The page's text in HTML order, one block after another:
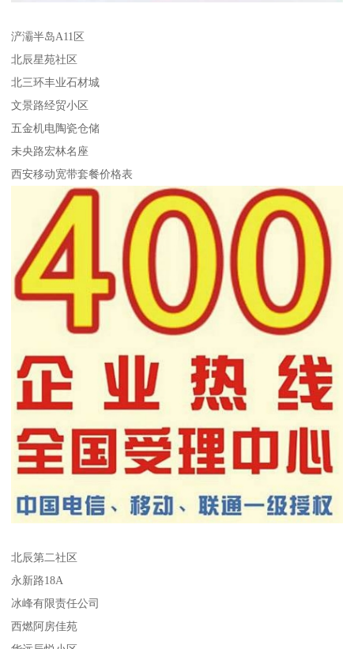
浐灞半岛A11区
北辰星苑社区
北三环丰业石材城
文景路经贸小区
五金机电陶瓷仓储
未央路宏林名座
西安移动宽带套餐价格表
北辰第二社区
永新路18A
冰峰有限责任公司
西燃阿房佳苑